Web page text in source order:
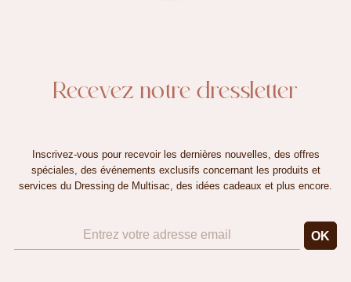
Recevez notre dressletter
Inscrivez-vous pour recevoir les dernières nouvelles, des offres
spéciales, des événements exclusifs concernant les produits et
services du Dressing de Multisac, des idées cadeaux et plus encore.